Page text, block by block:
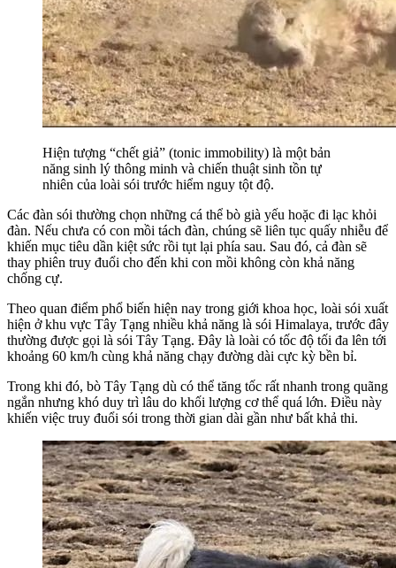
Hiện tượng “chết giả” (tonic immobility) là một bản
năng sinh lý thông minh và chiến thuật sinh tồn tự
nhiên của loài sói trước hiểm nguy tột độ.
Các đàn sói thường chọn những cá thể bò già yếu hoặc đi lạc khỏi
đàn. Nếu chưa có con mồi tách đàn, chúng sẽ liên tục quấy nhiễu để
khiến mục tiêu dần kiệt sức rồi tụt lại phía sau. Sau đó, cả đàn sẽ
thay phiên truy đuổi cho đến khi con mồi không còn khả năng
chống cự.
Theo quan điểm phổ biến hiện nay trong giới khoa học, loài sói xuất
hiện ở khu vực Tây Tạng nhiều khả năng là sói Himalaya, trước đây
thường được gọi là sói Tây Tạng. Đây là loài có tốc độ tối đa lên tới
khoảng 60 km/h cùng khả năng chạy đường dài cực kỳ bền bỉ.
Trong khi đó, bò Tây Tạng dù có thể tăng tốc rất nhanh trong quãng
ngắn nhưng khó duy trì lâu do khối lượng cơ thể quá lớn. Điều này
khiến việc truy đuổi sói trong thời gian dài gần như bất khả thi.